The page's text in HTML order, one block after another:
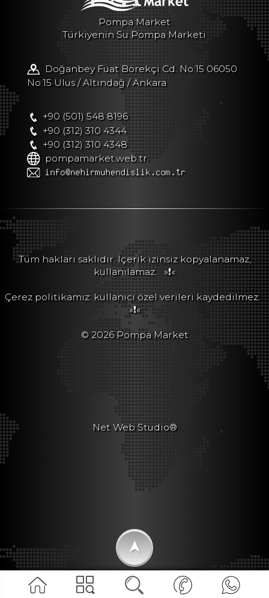
Pompa Market
Türkiyenin Su Pompa Marketi
Doğanbey Fuat Börekçi Cd. No:15 06050
No:15 Ulus / Altındağ / Ankara
+90 (501) 548 8196
+90 (312) 310 4344
+90 (312) 310 4348
pompamarket.web.tr
Tüm hakları saklıdır. İçerik izinsiz kopyalanamaz,
kullanılamaz.
»❗«
Çerez politikamız: kullanıcı özel verileri kaydedilmez.
»❗«
© 2026 Pompa Market
Net Web Studio®
➤